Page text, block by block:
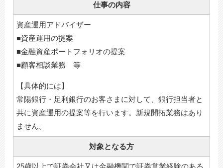
仕事の内容
資産運用アドバイザー
■資産運用の提案
■金融資産ポートフォリオの提案
■顧客相談業務 等
【具体的には】
常陽銀行・足利銀行のお客さまに対して、銀行担当者と
共に資産運用の提案等を行います。新規開拓業務はあり
ません。
対象となる方
25歳以上で証券会社又は金融機関で証券営業経験のある